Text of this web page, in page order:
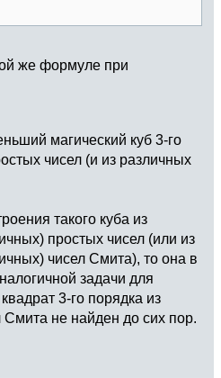
же формуле при
магический куб 3-го
чисел (и из различных
такого куба из
простых чисел (или из
чисел Смита), то она в
задачи для
3-го порядка из
Смита не найден до сих пор.